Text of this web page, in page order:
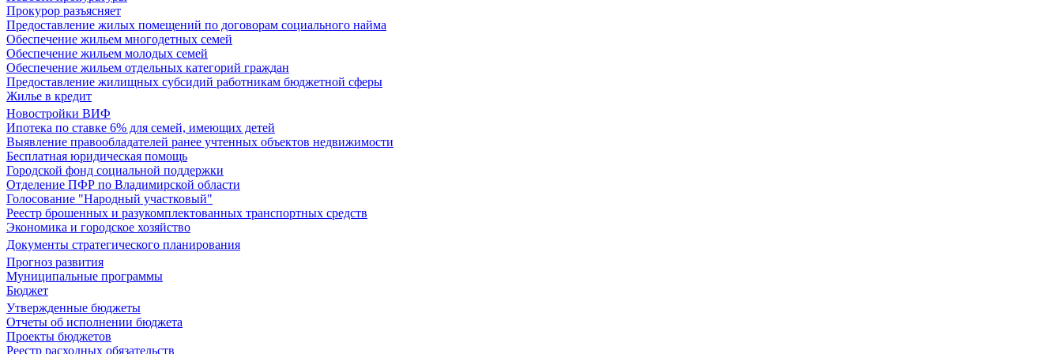
Прокурор разъясняет
Предоставление жилых помещений по договорам социального найма
Обеспечение жильем многодетных семей
Обеспечение жильем молодых семей
Обеспечение жильем отдельных категорий граждан
Предоставление жилищных субсидий работникам бюджетной сферы
Жилье в кредит
Новостройки ВИФ
Ипотека по ставке 6% для семей, имеющих детей
Выявление правообладателей ранее учтенных объектов недвижимости
Бесплатная юридическая помощь
Городской фонд социальной поддержки
Отделение ПФР по Владимирской области
Голосование "Народный участковый"
Реестр брошенных и разукомплектованных транспортных средств
Экономика и городское хозяйство
Документы стратегического планирования
Прогноз развития
Муниципальные программы
Бюджет
Утвержденные бюджеты
Отчеты об исполнении бюджета
Проекты бюджетов
Реестр расходных обязательств